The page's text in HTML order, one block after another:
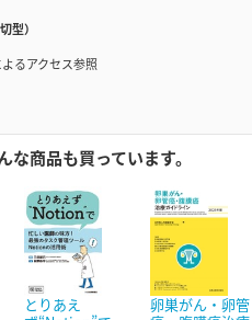
型）
るアクセス参照
商品も買っています。
とりあえ
卵巣がん・卵管